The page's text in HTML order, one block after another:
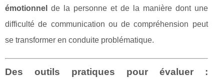
émotionnel
de la personne et de la manière dont une
difficulté de communication ou de compréhension peut
se transformer en conduite problématique.
Des outils pratiques pour évaluer :